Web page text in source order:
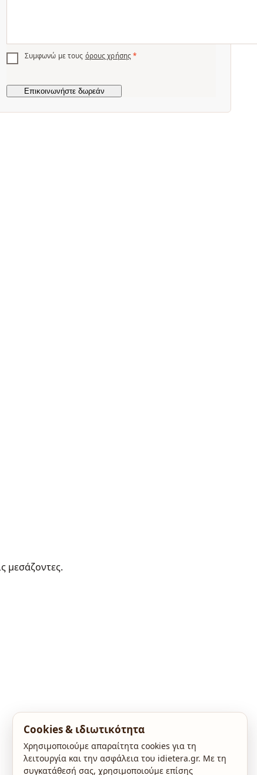
Συμφωνώ με τους όρους χρήσης *
μεσάζοντες.
Cookies & ιδιωτικότητα
Χρησιμοποιούμε απαραίτητα cookies για τη
λειτουργία και την ασφάλεια του idietera.gr. Με τη
συγκατάθεσή σας, χρησιμοποιούμε επίσης